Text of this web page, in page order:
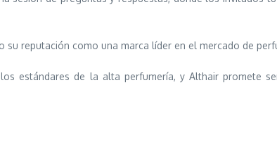
su reputación como una marca líder en el mercado de
estándares de la alta perfumería, y Althair promete